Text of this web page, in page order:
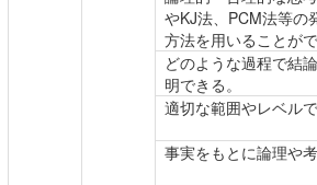
やKJ法、PCM法等の
方法を用いることが
どのような過程で結
明できる。
適切な範囲やレベル
事実をもとに論理や